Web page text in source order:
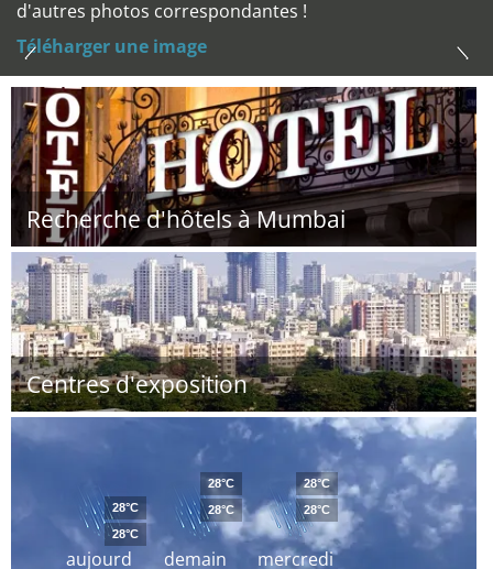
d'autres photos correspondantes !
Téléharger une image
Recherche d'hôtels à Mumbai
Centres d'exposition
aujourd
28°C
28°C
demain
28°C
28°C
mercredi
28°C
28°C